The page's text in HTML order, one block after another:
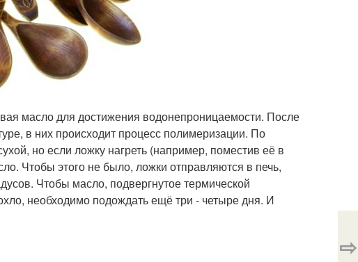
масло для достижения водонепроницаемости. После
в них происходит процесс полимеризации. По
но если ложку нагреть (например, поместив её в
Чтобы этого не было, ложки отправляются в печь,
Чтобы масло, подвергнутое термической
необходимо подождать ещё три - четыре дня. И
⇨